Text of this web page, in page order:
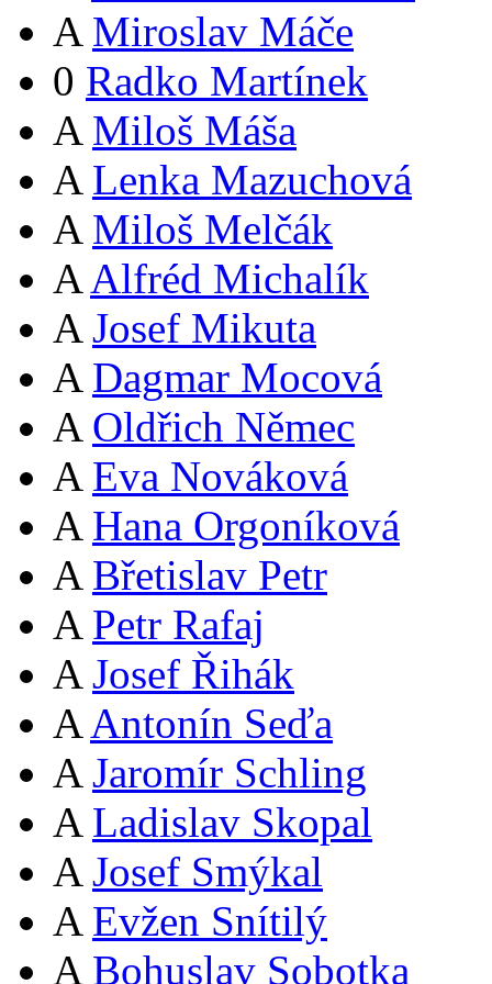
A Miroslav Máče
0 Radko Martínek
A Miloš Máša
A Lenka Mazuchová
A Miloš Melčák
A Alfréd Michalík
A Josef Mikuta
A Dagmar Mocová
A Oldřich Němec
A Eva Nováková
A Hana Orgoníková
A Břetislav Petr
A Petr Rafaj
A Josef Řihák
A Antonín Seďa
A Jaromír Schling
A Ladislav Skopal
A Josef Smýkal
A Evžen Snítilý
A Bohuslav Sobotka